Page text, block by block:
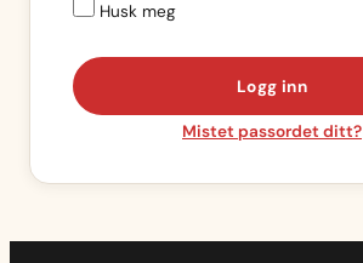
Husk meg
Logg inn
Mistet passordet ditt?